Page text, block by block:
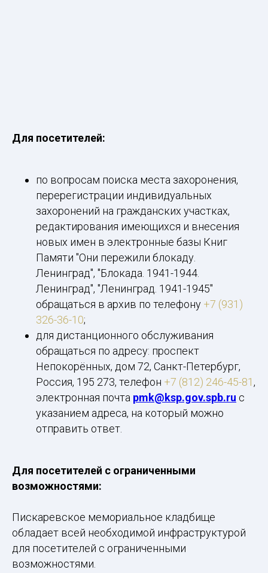
Для посетителей:
по вопросам поиска места захоронения,
перерегистрации индивидуальных
захоронений на гражданских участках,
редактирования имеющихся и внесения
новых имен в электронные базы Книг
Памяти "Они пережили блокаду.
Ленинград", "Блокада. 1941-1944.
Ленинград", "Ленинград. 1941-1945"
обращаться в архив по телефону +7 (931)
326-36-10;
для дистанционного обслуживания
обращаться по адресу: проспект
Непокорённых, дом 72, Санкт-Петербург,
Россия, 195 273, телефон +7 (812) 246-45-81,
электронная почта pmk@ksp.gov.spb.ru с
указанием адреса, на который можно
отправить ответ.
Для посетителей с ограниченными
возможностями:
Пискаревское мемориальное кладбище
обладает всей необходимой инфраструктурой
для посетителей с ограниченными
возможностями.